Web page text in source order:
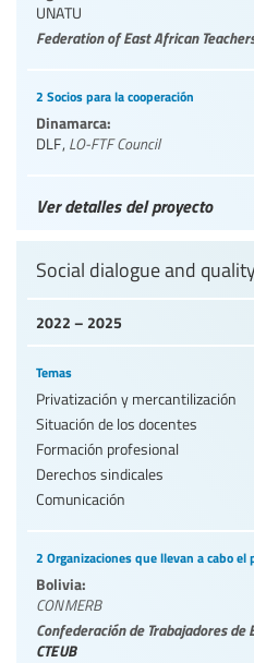
UNATU
Federation of East African
2 Socios para la cooperación
Dinamarca:
DLF, LO-FTF Council
Ver detalles del proyecto
2022 – 2025
Social dialogue and
Temas
Privatización y mercantilización
Situación de los docentes
Formación profesional
Derechos sindicales
Comunicación
2 Organizaciones que llevan a cabo el
Bolivia:
CONMERB
Confederación de Trabajadores de
CTEUB